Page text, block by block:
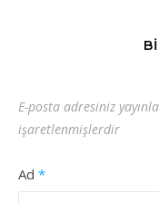
E-posta adresiniz
işaretlenmişlerdir
Ad *